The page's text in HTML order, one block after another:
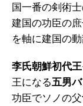
国一番の剣術
建国の功臣の
を軸に建国の
李氏朝鮮初代
王になる五男
功臣でソノの父